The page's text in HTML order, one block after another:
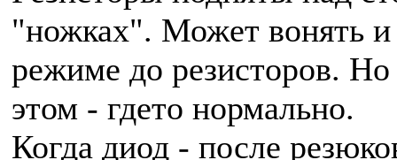
"ножках". Может вонять и
режиме до резисторов. Но
этом - гдето нормально.
Когда диод - после